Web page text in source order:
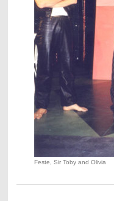
Feste, Sir Toby and Olivia